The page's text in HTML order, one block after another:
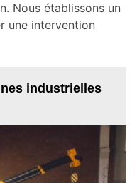
Nous établissons un
une intervention
industrielles